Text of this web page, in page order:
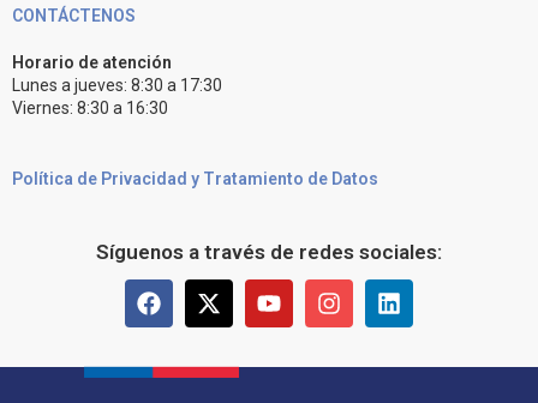
CONTÁCTENOS
Horario de atención
Lunes a jueves: 8:30 a 17:30
Viernes: 8:30 a 16:30
Política de Privacidad y Tratamiento de Datos
Síguenos a través de redes sociales: